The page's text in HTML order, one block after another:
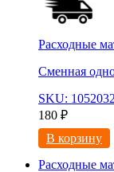
Расходные
Сменная
SKU:
180 ₽
В корзину
Расходные